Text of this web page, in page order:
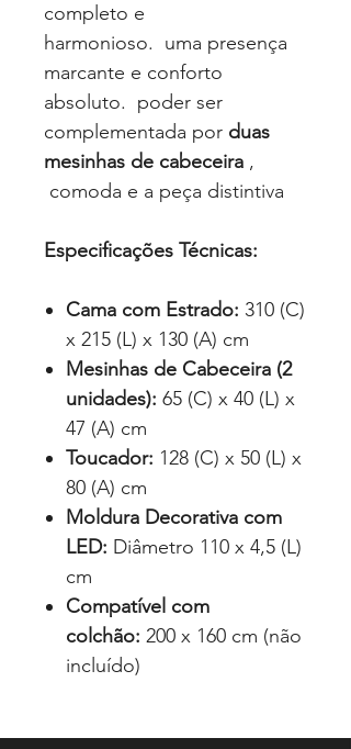
completo e
harmonioso. uma presença
marcante e conforto
absoluto. poder ser
complementada por duas
mesinhas de cabeceira ,
comoda e a peça distintiva
Especificações Técnicas:
Cama com Estrado: 310 (C)
x 215 (L) x 130 (A) cm
Mesinhas de Cabeceira (2
unidades): 65 (C) x 40 (L) x
47 (A) cm
Toucador: 128 (C) x 50 (L) x
80 (A) cm
Moldura Decorativa com
LED: Diâmetro 110 x 4,5 (L)
cm
Compatível com
colchão: 200 x 160 cm (não
incluído)